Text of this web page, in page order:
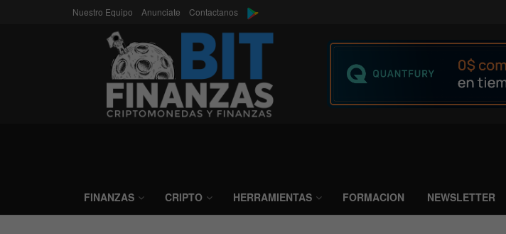
Nuestro Equipo Anunciate Contactanos
FINANZAS CRIPTO HERRAMIENTAS FORMACION NEWSLETTER